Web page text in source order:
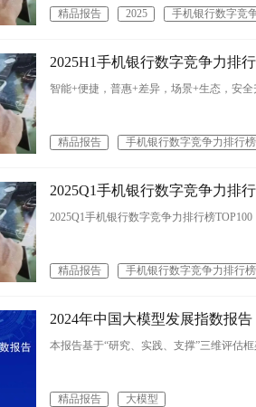
精品报告 2025 手机银行数字竞
2025H1手机银行数字竞争力排
智能+便捷，普惠+差异，场景+生态，安全
精品报告 手机银行数字竞争力排行榜
2025Q1手机银行数字竞争力排
2025Q1手机银行数字竞争力排行榜TOP100
精品报告 手机银行数字竞争力排行榜
2024年中国大模型发展指数报
本报告基于“研究、实践、支撑”三维评估
精品报告 大模型